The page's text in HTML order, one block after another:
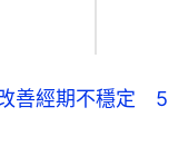
善經期不穩定 5